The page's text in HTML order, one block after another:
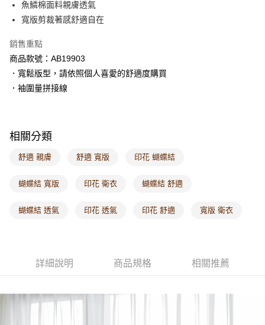
7-11取貨付款
每筆NT$60，滿NT$1,000(含以上)免運費
付款後7-11取貨
每筆NT$60，滿NT$1,000(含以上)免運費
付款後門市自取
每筆NT$60，滿NT$1,000(含以上)免運費
魚鱗棉面料親膚透氣
寬版剪裁著感舒適自在
銷售重點
商品款號：AB19903
．寬鬆版型，請依照個人喜愛的舒適度購買
．袖圍量拼接線
相關分類
舒適 親膚 舒適 寬版 印花 蝴蝶結
蝴蝶結 寬版 印花 衛衣 蝴蝶結 舒適
蝴蝶結 透氣 印花 透氣 印花 舒適 寬版 衛衣
詳細說明 商品規格 相關推薦